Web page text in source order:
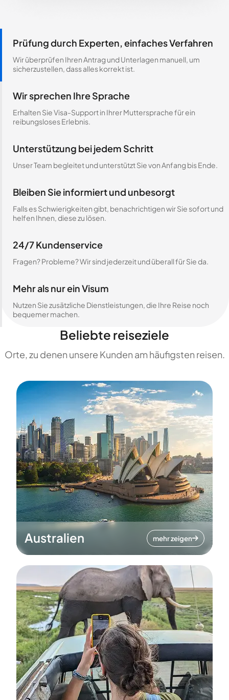
Prüfung durch Experten, einfaches Verfahren
Wir überprüfen Ihren Antrag und Unterlagen manuell, um
sicherzustellen, dass alles korrekt ist.
Wir sprechen Ihre Sprache
Erhalten Sie Visa-Support in Ihrer Muttersprache für ein
reibungsloses Erlebnis.
Unterstützung bei jedem Schritt
Unser Team begleitet und unterstützt Sie von Anfang bis Ende.
Bleiben Sie informiert und unbesorgt
Falls es Schwierigkeiten gibt, benachrichtigen wir Sie sofort und
helfen Ihnen, diese zu lösen.
24/7 Kundenservice
Fragen? Probleme? Wir sind jederzeit und überall für Sie da.
Mehr als nur ein Visum
Nutzen Sie zusätzliche Dienstleistungen, die Ihre Reise noch
bequemer machen.
Beliebte reiseziele
Orte, zu denen unsere Kunden am häufigsten reisen.
Australien mehr zeigen